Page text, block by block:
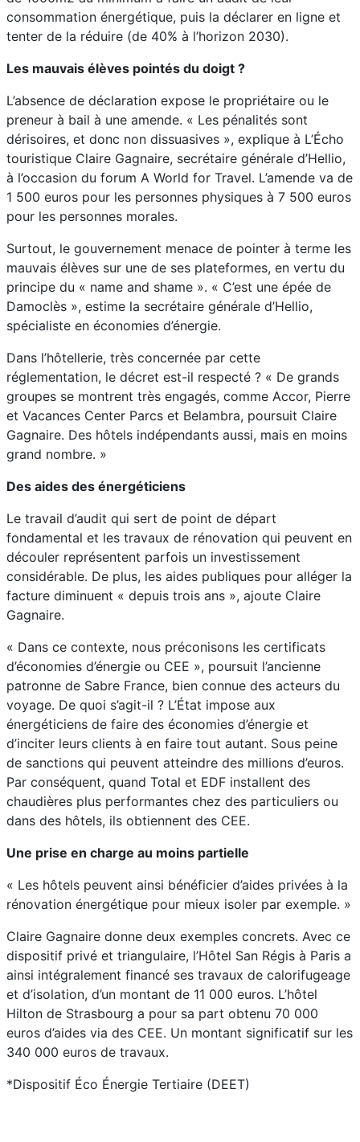
consommation énergétique, puis la déclarer en ligne et
tenter de la réduire (de 40% à l’horizon 2030).
Les mauvais élèves pointés du doigt ?
L’absence de déclaration expose le propriétaire ou le
preneur à bail à une amende. « Les pénalités sont
dérisoires, et donc non dissuasives », explique à L’Écho
touristique Claire Gagnaire, secrétaire générale d’Hellio,
à l’occasion du forum A World for Travel. L’amende va de
1 500 euros pour les personnes physiques à 7 500 euros
pour les personnes morales.
Surtout, le gouvernement menace de pointer à terme les
mauvais élèves sur une de ses plateformes, en vertu du
principe du « name and shame ». « C’est une épée de
Damoclès », estime la secrétaire générale d’Hellio,
spécialiste en économies d’énergie.
Dans l’hôtellerie, très concernée par cette
réglementation, le décret est-il respecté ? « De grands
groupes se montrent très engagés, comme Accor, Pierre
et Vacances Center Parcs et Belambra, poursuit Claire
Gagnaire. Des hôtels indépendants aussi, mais en moins
grand nombre. »
Des aides des énergéticiens
Le travail d’audit qui sert de point de départ
fondamental et les travaux de rénovation qui peuvent en
découler représentent parfois un investissement
considérable. De plus, les aides publiques pour alléger la
facture diminuent « depuis trois ans », ajoute Claire
Gagnaire.
« Dans ce contexte, nous préconisons les certificats
d’économies d’énergie ou CEE », poursuit l’ancienne
patronne de Sabre France, bien connue des acteurs du
voyage. De quoi s’agit-il ? L’État impose aux
énergéticiens de faire des économies d’énergie et
d’inciter leurs clients à en faire tout autant. Sous peine
de sanctions qui peuvent atteindre des millions d’euros.
Par conséquent, quand Total et EDF installent des
chaudières plus performantes chez des particuliers ou
dans des hôtels, ils obtiennent des CEE.
Une prise en charge au moins partielle
« Les hôtels peuvent ainsi bénéficier d’aides privées à la
rénovation énergétique pour mieux isoler par exemple. »
Claire Gagnaire donne deux exemples concrets. Avec ce
dispositif privé et triangulaire, l’Hôtel San Régis à Paris a
ainsi intégralement financé ses travaux de calorifugeage
et d’isolation, d’un montant de 11 000 euros. L’hôtel
Hilton de Strasbourg a pour sa part obtenu 70 000
euros d’aides via des CEE. Un montant significatif sur les
340 000 euros de travaux.
*Dispositif Éco Énergie Tertiaire (DEET)